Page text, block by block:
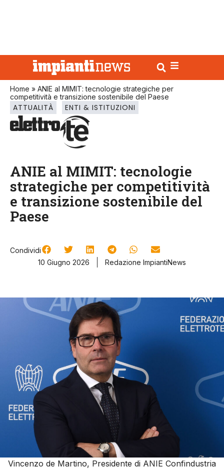
Home » ANIE al MIMIT: tecnologie strategiche per
competitività e transizione sostenibile del Paese
ATTUALITÀ ENTI & ISTITUZIONI
ANIE al MIMIT: tecnologie
strategiche per competitività
e transizione sostenibile del
Paese
Condividi
10 Giugno 2026
Redazione ImpiantiNews
Vincenzo de Martino, Presidente di ANIE Confindustria